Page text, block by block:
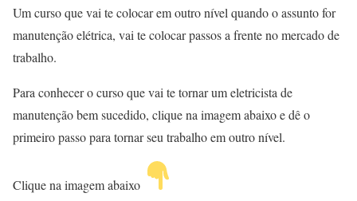
Um curso que vai te colocar em outro nível quando o assunto for
manutenção elétrica, vai te colocar passos a frente no mercado de
trabalho.
Para conhecer o curso que vai te tornar um eletricista de
manutenção bem sucedido, clique na imagem abaixo e dê o
primeiro passo para tornar seu trabalho em outro nível.
Clique na imagem abaixo